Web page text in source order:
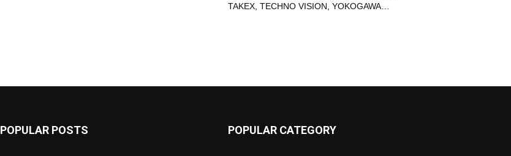
TAKEX TECHNO VISION YOKOGAWA
POPULAR POSTS POPULAR CATEGORY